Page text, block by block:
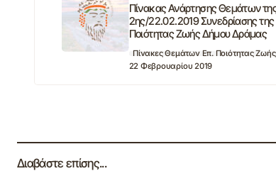
Πίνακας Ανάρτησης Θεμάτων
2ης/22.02.2019 Συνεδρίασης της
Ποιότητας Ζωής Δήμου Δράμας
Πίνακες Θεμάτων Επ. Ποιότητας Ζωής
22 Φεβρουαρίου 2019
Διαβάστε επίσης...